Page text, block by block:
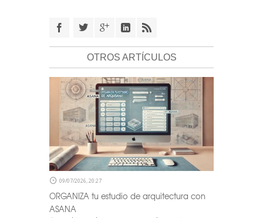
OTROS ARTÍCULOS
09/07/2026, 20:27
ORGANIZA tu estudio de arquitectura con
ASANA